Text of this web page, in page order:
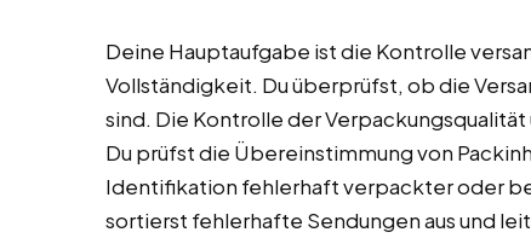
Deine Hauptaufgabe ist die Kontrolle
Vollständigkeit. Du überprüfst, ob die
sind. Die Kontrolle der
Du prüfst die Übereinstimmung von
Identifikation fehlerhaft verpackter oder
sortierst fehlerhafte Sendungen aus und